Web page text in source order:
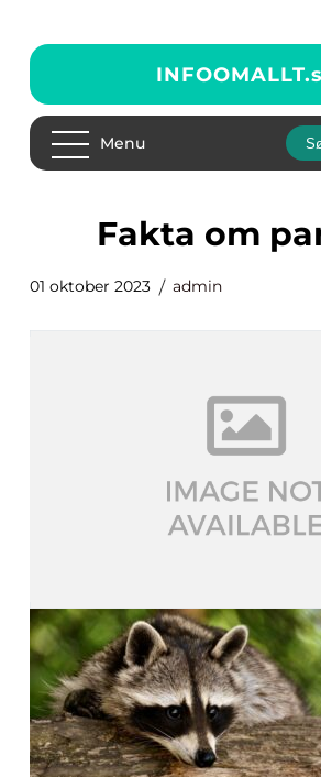
INFOOMALLT.
Menu
fakta om
01 oktober 2023 admin